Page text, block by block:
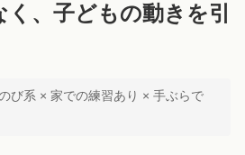
く、子どもの動きを引
び系 × 家での練習あり × 手ぶらで